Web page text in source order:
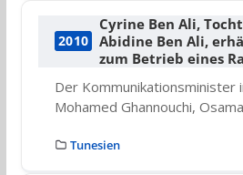
2010
Cyrine Ben Ali,
Abidine Ben Ali,
zum Betrieb eines
Der Kommunikationsminister
Mohamed Ghannouchi,
Tunesien